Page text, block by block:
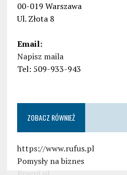
00-019 Warszawa
Ul. Złota 8
Email:
Napisz maila
Tel: 509-933-943
ZOBACZ RÓWNIEŻ
https://www.rufus.pl
Pomysły na biznes